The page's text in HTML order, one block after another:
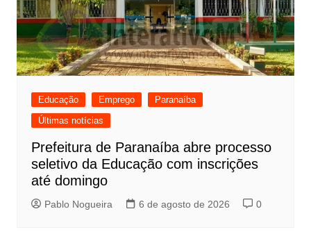
Educação Emprego
Paranaíba
Últimas notícias
Prefeitura de Paranaíba abre processo
seletivo da Educação com inscrições
até domingo
Pablo Nogueira 6 de agosto de 2026 0